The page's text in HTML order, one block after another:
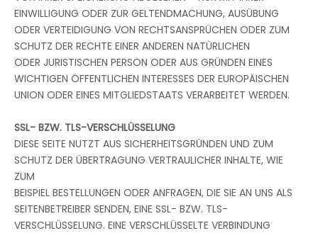
EINWILLIGUNG ODER ZUR GELTENDMACHUNG, AUSÜBUNG
ODER VERTEIDIGUNG VON RECHTSANSPRÜCHEN ODER ZUM
SCHUTZ DER RECHTE EINER ANDEREN NATÜRLICHEN
ODER JURISTISCHEN PERSON ODER AUS GRÜNDEN EINES
WICHTIGEN ÖFFENTLICHEN INTERESSES DER EUROPÄISCHEN
UNION ODER EINES MITGLIEDSTAATS VERARBEITET WERDEN.
SSL- BZW. TLS-VERSCHLÜSSELUNG
DIESE SEITE NUTZT AUS SICHERHEITSGRÜNDEN UND ZUM
SCHUTZ DER ÜBERTRAGUNG VERTRAULICHER INHALTE, WIE
ZUM
BEISPIEL BESTELLUNGEN ODER ANFRAGEN, DIE SIE AN UNS ALS
SEITENBETREIBER SENDEN, EINE SSL- BZW. TLS-
VERSCHLÜSSELUNG. EINE VERSCHLÜSSELTE VERBINDUNG